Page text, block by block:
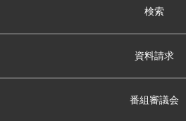
検索
資料請求
番組審議会